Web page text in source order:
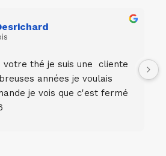
votre thé je suis une  cliente
années je voulais
je vois que c'est fermé